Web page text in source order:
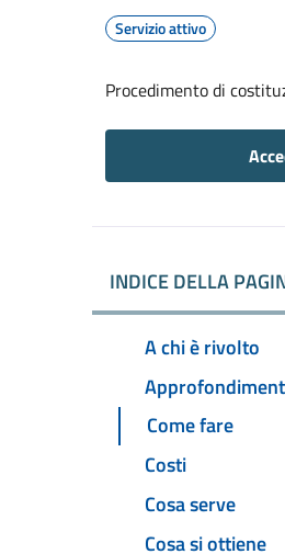
Servizio attivo
Procedimento di
INDICE DELLA
A chi è rivolto
Come fare
Costi
Cosa serve
Cosa si ottiene